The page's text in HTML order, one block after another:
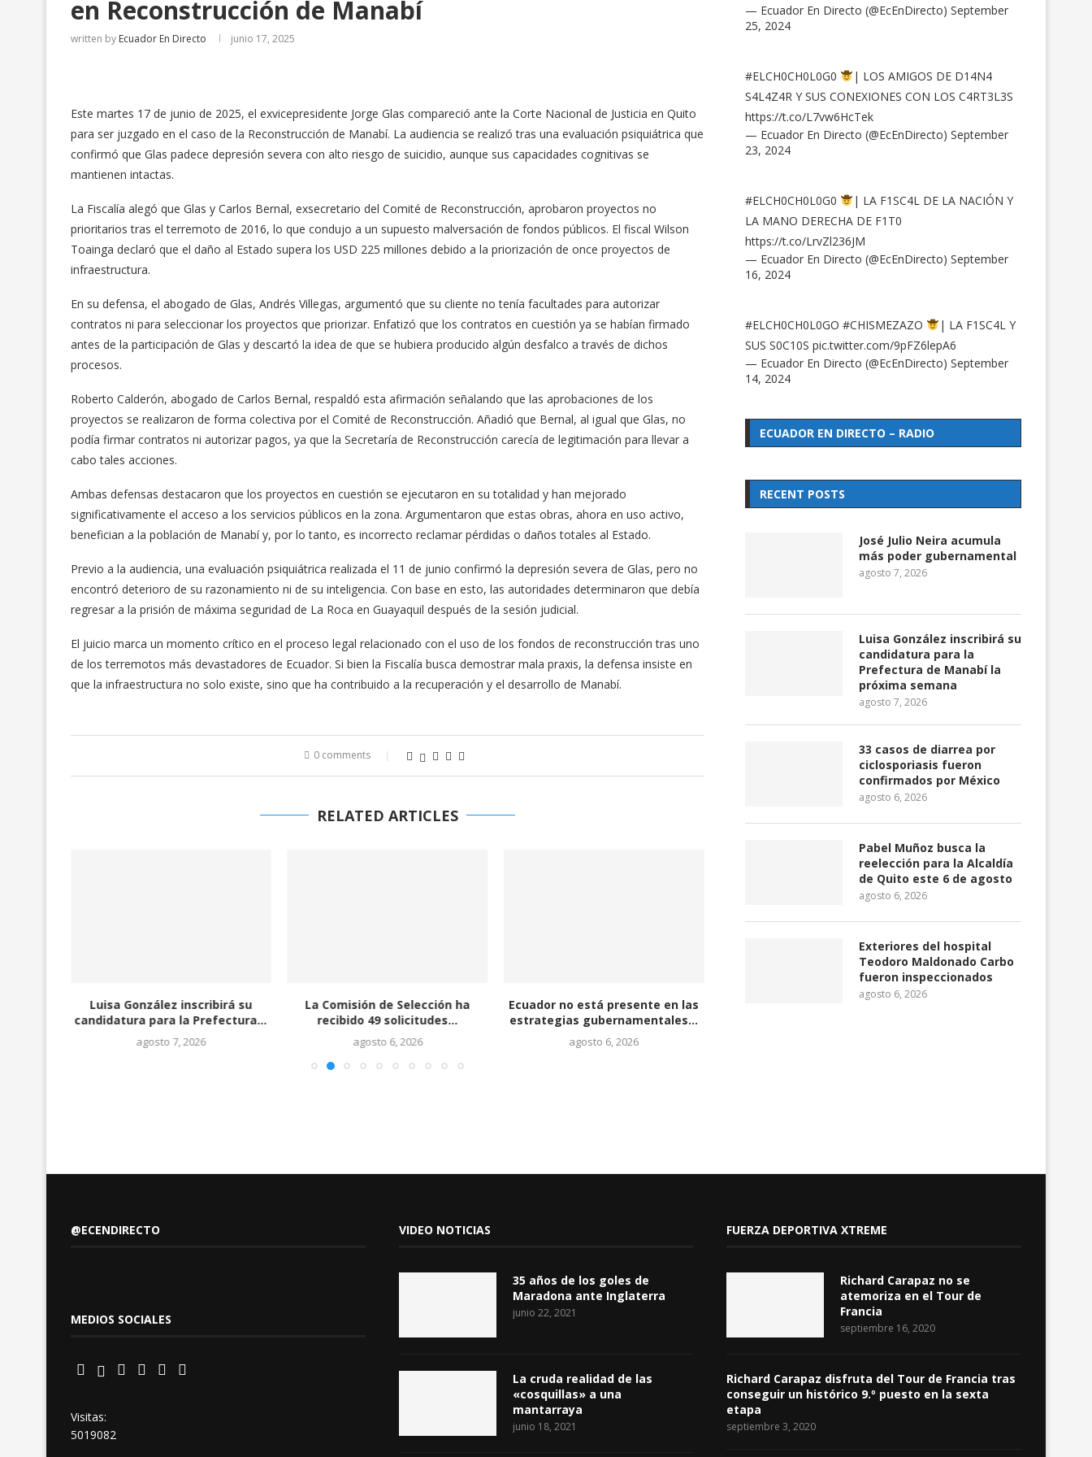
en Reconstrucción de Manabí
written by Ecuador En Directo junio 17, 2025
Este martes 17 de junio de 2025, el exvicepresidente Jorge Glas compareció ante la Corte Nacional de Justicia en Quito
para ser juzgado en el caso de la Reconstrucción de Manabí. La audiencia se realizó tras una evaluación psiquiátrica que
confirmó que Glas padece depresión severa con alto riesgo de suicidio, aunque sus capacidades cognitivas se
mantienen intactas.
La Fiscalía alegó que Glas y Carlos Bernal, exsecretario del Comité de Reconstrucción, aprobaron proyectos no
prioritarios tras el terremoto de 2016, lo que condujo a un supuesto malversación de fondos públicos. El fiscal Wilson
Toainga declaró que el daño al Estado supera los USD 225 millones debido a la priorización de once proyectos de
infraestructura.
En su defensa, el abogado de Glas, Andrés Villegas, argumentó que su cliente no tenía facultades para autorizar
contratos ni para seleccionar los proyectos que priorizar. Enfatizó que los contratos en cuestión ya se habían firmado
antes de la participación de Glas y descartó la idea de que se hubiera producido algún desfalco a través de dichos
procesos.
Roberto Calderón, abogado de Carlos Bernal, respaldó esta afirmación señalando que las aprobaciones de los
proyectos se realizaron de forma colectiva por el Comité de Reconstrucción. Añadió que Bernal, al igual que Glas, no
podía firmar contratos ni autorizar pagos, ya que la Secretaría de Reconstrucción carecía de legitimación para llevar a
cabo tales acciones.
Ambas defensas destacaron que los proyectos en cuestión se ejecutaron en su totalidad y han mejorado
significativamente el acceso a los servicios públicos en la zona. Argumentaron que estas obras, ahora en uso activo,
benefician a la población de Manabí y, por lo tanto, es incorrecto reclamar pérdidas o daños totales al Estado.
Previo a la audiencia, una evaluación psiquiátrica realizada el 11 de junio confirmó la depresión severa de Glas, pero no
encontró deterioro de su razonamiento ni de su inteligencia. Con base en esto, las autoridades determinaron que debía
regresar a la prisión de máxima seguridad de La Roca en Guayaquil después de la sesión judicial.
El juicio marca un momento crítico en el proceso legal relacionado con el uso de los fondos de reconstrucción tras uno
de los terremotos más devastadores de Ecuador. Si bien la Fiscalía busca demostrar mala praxis, la defensa insiste en
que la infraestructura no solo existe, sino que ha contribuido a la recuperación y el desarrollo de Manabí.
0 comments
RELATED ARTICLES
Luisa González inscribirá su
candidatura para la Prefectura...
agosto 7, 2026
La Comisión de Selección ha
recibido 49 solicitudes...
agosto 6, 2026
Ecuador no está presente en las
estrategias gubernamentales...
agosto 6, 2026
Pabel Muñoz: “El delicado
— Ecuador En Directo (@EcEnDirecto) September
25, 2024
#ELCH0CH0L0G0
| LOS AMIGOS DE D14N4
S4L4Z4R Y SUS CONEXIONES CON LOS C4RT3L3S
https://t.co/L7vw6HcTek
— Ecuador En Directo (@EcEnDirecto) September
23, 2024
#ELCH0CH0L0G0
| LA F1SC4L DE LA NACIÓN Y
LA MANO DERECHA DE F1T0
https://t.co/LrvZl236JM
— Ecuador En Directo (@EcEnDirecto) September
16, 2024
#ELCH0CH0L0GO #CHISMEZAZO
| LA F1SC4L Y
SUS S0C10S pic.twitter.com/9pFZ6lepA6
— Ecuador En Directo (@EcEnDirecto) September
14, 2024
ECUADOR EN DIRECTO – RADIO
RECENT POSTS
José Julio Neira acumula
más poder gubernamental
agosto 7, 2026
Luisa González inscribirá su
candidatura para la
Prefectura de Manabí la
próxima semana
agosto 7, 2026
33 casos de diarrea por
ciclosporiasis fueron
confirmados por México
agosto 6, 2026
Pabel Muñoz busca la
reelección para la Alcaldía
de Quito este 6 de agosto
agosto 6, 2026
Exteriores del hospital
Teodoro Maldonado Carbo
fueron inspeccionados
agosto 6, 2026
@ECENDIRECTO
MEDIOS SOCIALES
Visitas:
5019082
VIDEO NOTICIAS
35 años de los goles de
Maradona ante Inglaterra
junio 22, 2021
La cruda realidad de las
«cosquillas» a una
mantarraya
junio 18, 2021
FUERZA DEPORTIVA XTREME
Richard Carapaz no se
atemoriza en el Tour de
Francia
septiembre 16, 2020
Richard Carapaz disfruta del Tour de Francia tras
conseguir un histórico 9.º puesto en la sexta
etapa
septiembre 3, 2020